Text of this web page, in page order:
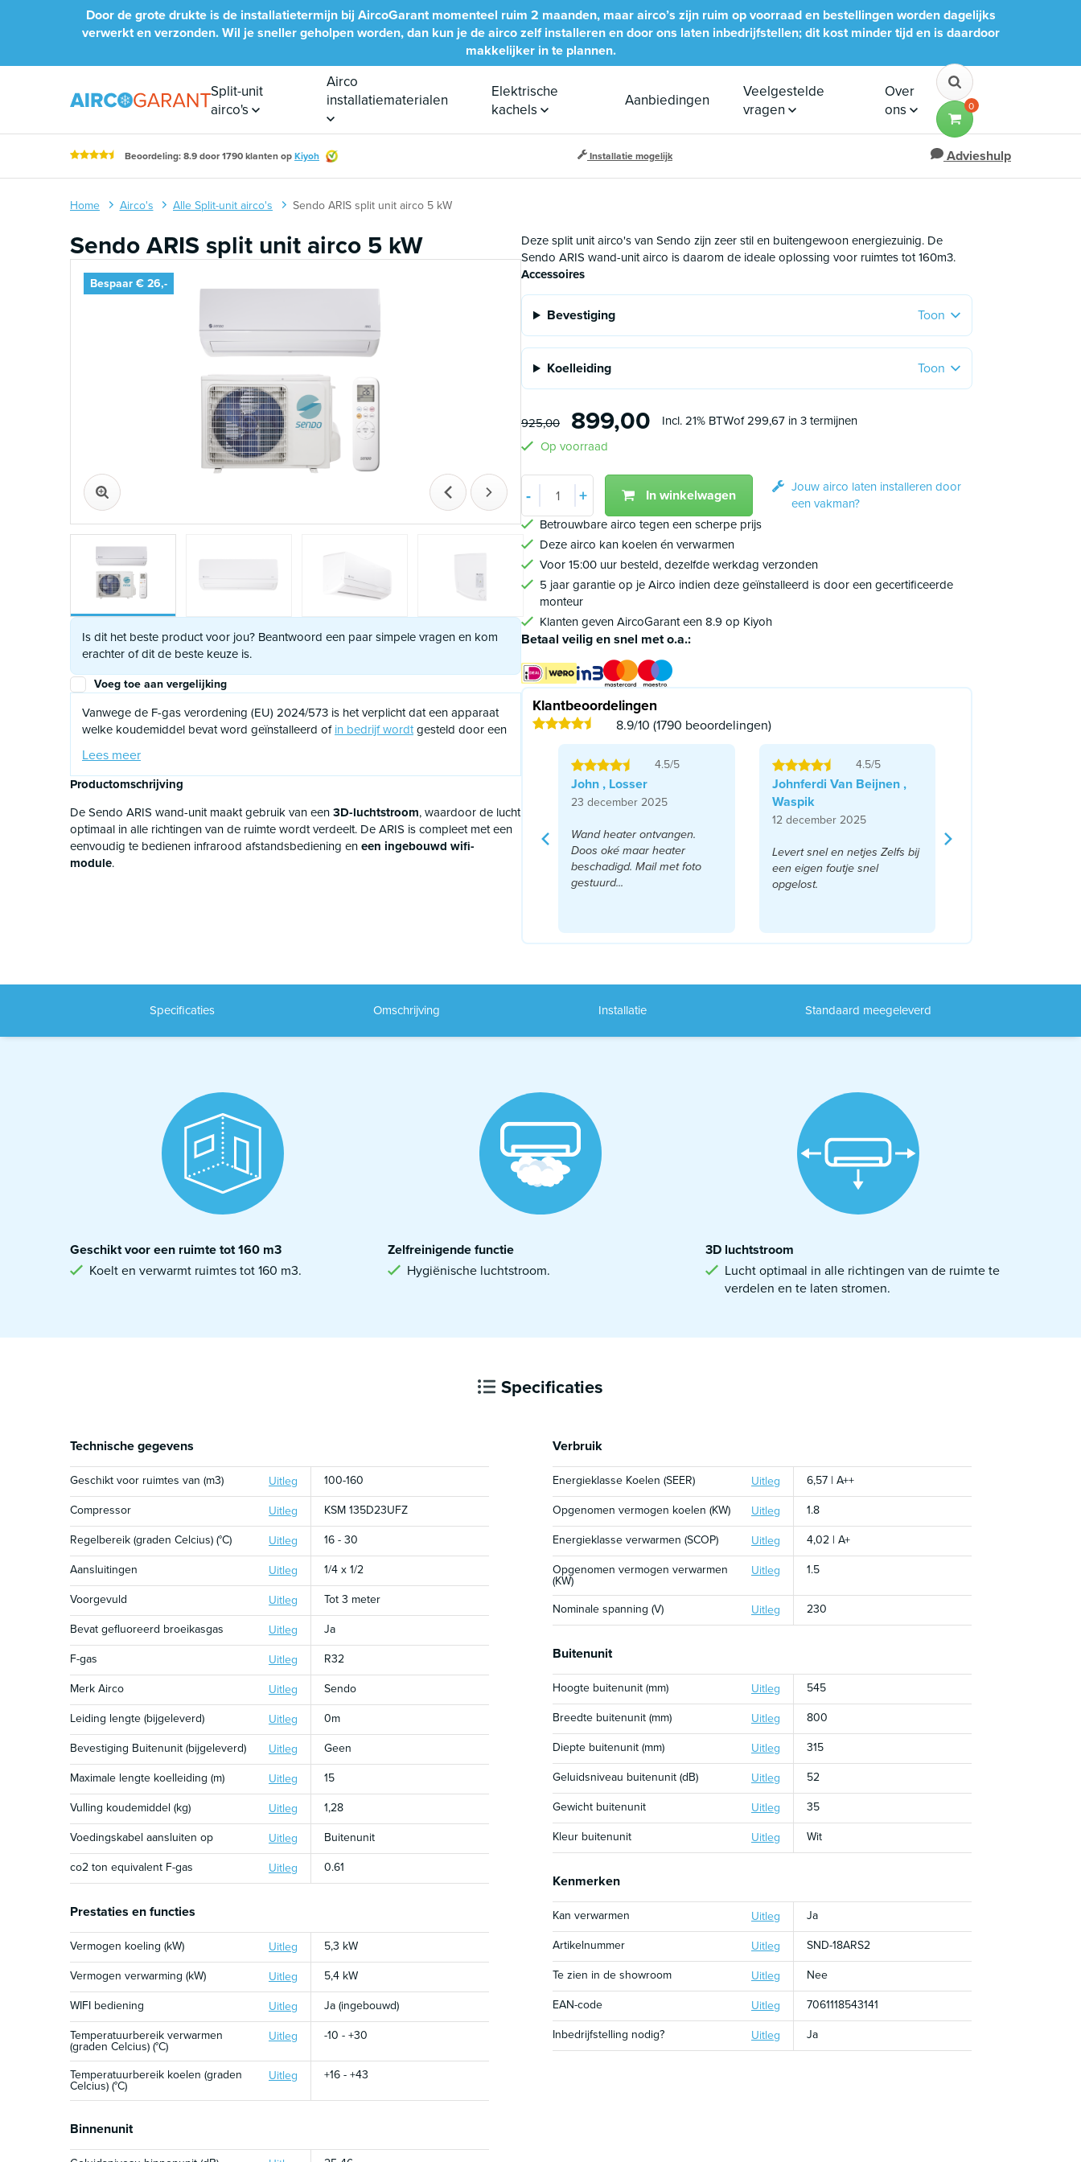
Door de grote drukte is de installatietermijn bij AircoGarant momenteel ruim 2 maanden, maar airco’s zijn ruim op voorraad en bestellingen worden dagelijks
verwerkt en verzonden. Wil je sneller geholpen worden, dan kun je de airco zelf installeren en door ons laten inbedrijfstellen; dit kost minder tijd en is daardoor
makkelijker in te plannen.
Split-unit
airco's
Airco
installatiematerialen
Elektrische
kachels
Aanbiedingen
Veelgestelde
vragen
Over
ons
0
Beoordeling: 8.9 door 1790 klanten opKiyoh Installatie mogelijk Advieshulp
Home Airco's Alle Split-unit airco's Sendo ARIS split unit airco 5 kW
Sendo ARIS split unit airco 5 kW
Vorige
Bespaar € 26,- Bespaar € 26,-
Volgende
Is dit het beste product voor jou? Beantwoord een paar simpele vragen en kom
erachter of dit de beste keuze is.
Voeg toe aan vergelijking
Vanwege de F-gas verordening (EU) 2024/573 is het verplicht dat een apparaat
welke koudemiddel bevat word geïnstalleerd ofin bedrijf wordtgesteld door een
gecertificeerd F-gassen monteur. Gezien deze verplichting zijn verkopende
bedrijven ook verplicht om te registeren of dit daadwerkelijk gebeurd. Uiteraard
kunnen wij ook de inbedrijfstelling voor u realiseren hier zitten kosten aan
Lees meer
Productomschrijving
De Sendo ARIS wand-unit maakt gebruik van een3D-luchtstroom, waardoor de lucht
optimaal in alle richtingen van de ruimte wordt verdeelt. De ARIS is compleet met een
eenvoudig te bedienen infrarood afstandsbediening eneen ingebouwd wifi-
module.
Deze split unit airco's van Sendo zijn zeer stil en buitengewoon energiezuinig. De
Sendo ARIS wand-unit airco is daarom de ideale oplossing voor ruimtes tot 160m3.
Accessoires
Bevestiging Toon
Koelleiding Toon
925,00 899,00 Incl. 21% BTWof 299,67 in 3 termijnen
Op voorraad
-
Min 1
Aantal
+
Plus 1
In winkelwagen
Jouw airco laten installeren door
een vakman?
Betrouwbare airco tegen een scherpe prijs
Deze airco kan koelen én verwarmen
Voor 15:00 uur besteld, dezelfde werkdag verzonden
5 jaar garantie op je Airco indien deze geïnstalleerd is door een gecertificeerde
monteur
Klanten geven AircoGarant een 8.9 op Kiyoh
Betaal veilig en snel met o.a.:
Klantbeoordelingen
8.9/10 (1790 beoordelingen)
4.5/5
John , Losser
23 december 2025
Wand heater ontvangen.
Doos oké maar heater
beschadigd. Mail met foto
gestuurd...
4.5/5
Johnferdi Van Beijnen ,
Waspik
12 december 2025
Levert snel en netjes Zelfs bij
een eigen foutje snel
opgelost.
Specificaties Omschrijving Installatie Standaard meegeleverd
Geschikt voor een ruimte tot 160 m3
Koelt en verwarmt ruimtes tot 160 m3.
Zelfreinigende functie
Hygiënische luchtstroom.
3D luchtstroom
Lucht optimaal in alle richtingen van de ruimte te
verdelen en te laten stromen.
Specificaties
Technische gegevens
Geschikt voor ruimtes van (m3) Uitleg
100-160
Compressor
Uitleg
KSM 135D23UFZ
Regelbereik (graden Celcius) (°C)
Uitleg
16 - 30
Aansluitingen
Uitleg
1/4 x 1/2
Voorgevuld
Uitleg
Tot 3 meter
Bevat gefluoreerd broeikasgas
Uitleg
Ja
F-gas
Uitleg
R32
Merk Airco
Uitleg
Sendo
Leiding lengte (bijgeleverd)
Uitleg
0m
Bevestiging Buitenunit (bijgeleverd)
Uitleg
Geen
Maximale lengte koelleiding (m)
Uitleg
15
Vulling koudemiddel (kg)
Uitleg
1,28
Voedingskabel aansluiten op
Uitleg
Buitenunit
co2 ton equivalent F-gas
Uitleg 0.61
Prestaties en functies
Vermogen koeling (kW) Uitleg
5,3 kW
Vermogen verwarming (kW)
Uitleg
5,4 kW
WIFI bediening
Uitleg
Ja (ingebouwd)
Temperatuurbereik verwarmen
(graden Celcius) (°C)
Uitleg -10 - +30
Temperatuurbereik koelen (graden
Celcius) (°C)
Uitleg +16 - +43
Binnenunit
Verbruik
Energieklasse Koelen (SEER) Uitleg
6,57 | A++
Opgenomen vermogen koelen (KW)
Uitleg
1.8
Energieklasse verwarmen (SCOP)
Uitleg
4,02 | A+
Opgenomen vermogen verwarmen
(KW)
Uitleg 1.5
Nominale spanning (V) Uitleg 230
Buitenunit
Hoogte buitenunit (mm) Uitleg
545
Breedte buitenunit (mm)
Uitleg
800
Diepte buitenunit (mm)
Uitleg
315
Geluidsniveau buitenunit (dB)
Uitleg
52
Gewicht buitenunit
Uitleg
35
Kleur buitenunit
Uitleg Wit
Kenmerken
Kan verwarmen Uitleg
Ja
Artikelnummer
Uitleg
SND-18ARS2
Te zien in de showroom
Uitleg
Nee
EAN-code
Uitleg
7061118543141
Inbedrijfstelling nodig?
Uitleg Ja